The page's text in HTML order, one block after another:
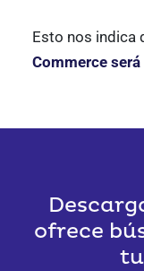
Esto nos indica
Commerce
ofrece